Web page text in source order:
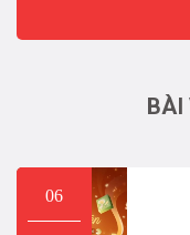
BÀI
06